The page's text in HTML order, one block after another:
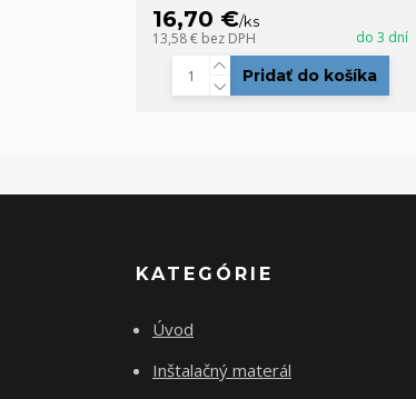
16,70 €/ks
13,58 € bez DPH do 3 dní
Pridať do košíka
KATEGÓRIE
Úvod
Inštalačný materál